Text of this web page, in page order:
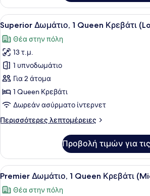
Low
Floor)
Δίκλινο
Δωμάτιο
(Twin)
(Twin
/
Hollywood
Twin
Low
Floor)
Προβολή
όλων
των
φωτογραφιών
για
Superior
Δωμάτιο,
1
Queen
Κρεβάτι
Ένα
8
Superior Δωμάτιο, 1 Queen Κρεβάτι
Θέα στην πόλη
13 τ.μ.
1 υπνοδωμάτιο
Για 2 άτομα
1 Queen Κρεβάτι
Δωρεάν ασύρματο ίντερνετ
Περισσότερες λεπτομέρειες
Περισσότερες
Δωμάτιο,
Queen
(Low
Προβολή τιμών για
Προβολή
όλων
Ένα
9
Premier Δωμάτιο, 1 Queen Κρεβάτι
Θέα στην πόλη